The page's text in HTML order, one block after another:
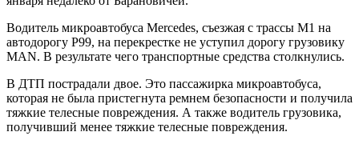
Водитель микроавтобуса Mercedes, съезжая с трассы М1 на
автодорогу Р99, на перекрестке не уступил дорогу грузовику
MAN. В результате чего транспортные средства столкнулись.
В ДТП пострадали двое. Это пассажирка микроавтобуса,
которая не была пристегнута ремнем безопасности и получила
тяжкие телесные повреждения. А также водитель грузовика,
получивший менее тяжкие телесные повреждения.